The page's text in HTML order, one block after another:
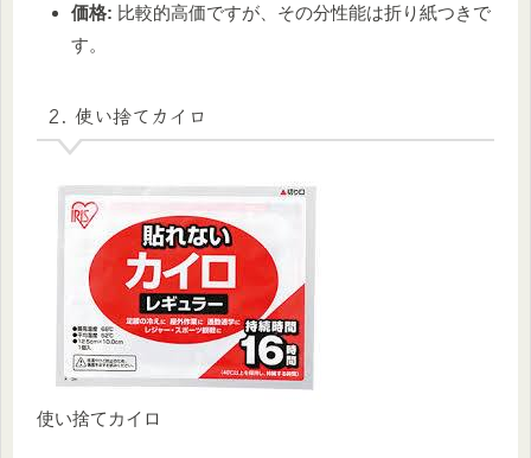
価格: 比較的高価ですが、その分性能は折り紙つきで
す。
2. 使い捨てカイロ
使い捨てカイロ